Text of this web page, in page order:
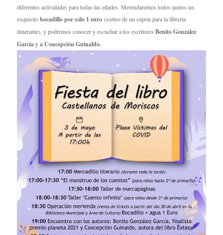
diferentes actividades para todas las edades. Merendaremos todos juntos un
exquisitobocadillo por sólo 1 euro(sorteo de un cupón para la librería
itinerante), y podremos conocer y escuchar a los escritores Benito González
García y a Concepción Guinaldo.